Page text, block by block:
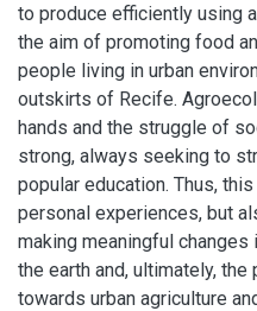
to produce efficiently using
the aim of promoting food
people living in urban
outskirts of Recife.
hands and the struggle of
strong, always seeking to
popular education. Thus,
personal experiences, but
making meaningful
the earth and, ultimately,
towards urban agriculture